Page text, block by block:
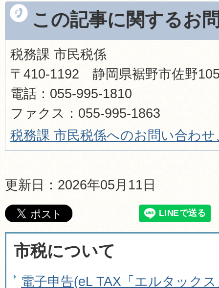
この記事に関するお
税務課 市民税係
〒410-1192 静岡県裾野市佐野
電話：055-995-1810
ファクス：055-995-1863
税務課 市民税係へのお問い合わせ
更新日：2026年05月11日
市税について
電子申告(eL TAX「エルタック